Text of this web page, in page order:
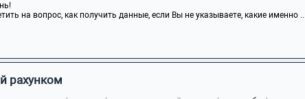
на вопрос, как получить данные, если Вы не указываете, какие именно ...
рахунком